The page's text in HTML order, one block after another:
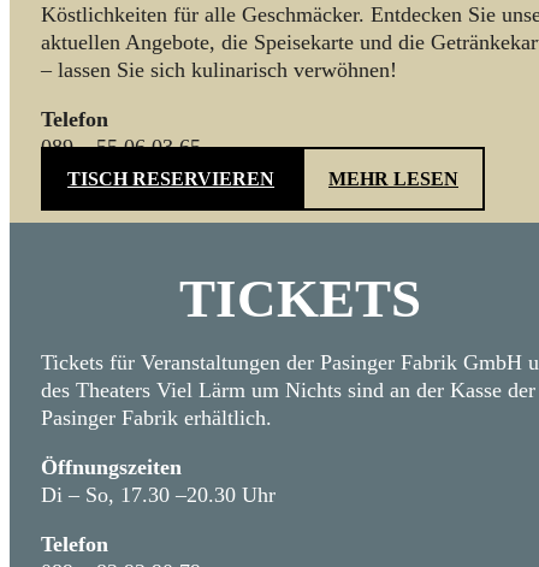
Köstlichkeiten für alle Geschmäcker. Entdecken Sie
aktuellen Angebote, die Speisekarte und die
– lassen Sie sich kulinarisch verwöhnen!
Telefon
089 – 55 06 03 65
TISCH RESERVIEREN MEHR LESEN
TICKETS
Tickets für Veranstaltungen der Pasinger Fabrik GmbH
des Theaters Viel Lärm um Nichts sind an der Kasse der
Pasinger Fabrik erhältlich.
Öffnungszeiten
Di – So, 17.30 –20.30 Uhr
Telefon